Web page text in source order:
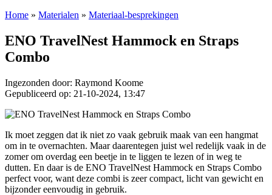
Home » Materialen » Materiaal-besprekingen
ENO TravelNest Hammock en Straps
Combo
Ingezonden door: Raymond Koome
Gepubliceerd op: 21-10-2024, 13:47
Ik moet zeggen dat ik niet zo vaak gebruik maak van een hangmat
om in te overnachten. Maar daarentegen juist wel redelijk vaak in de
zomer om overdag een beetje in te liggen te lezen of in weg te
dutten. En daar is de ENO TravelNest Hammock en Straps Combo
perfect voor, want deze combi is zeer compact, licht van gewicht en
bijzonder eenvoudig in gebruik.